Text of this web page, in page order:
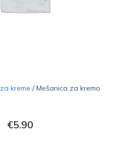
kreme / Mešanica za kremo
€5.90